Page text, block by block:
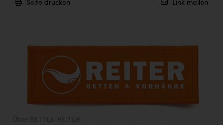
Seite drucken Link mailen